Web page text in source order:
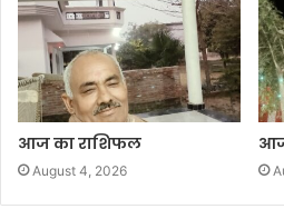
आज का राशिफल
August 4, 2026